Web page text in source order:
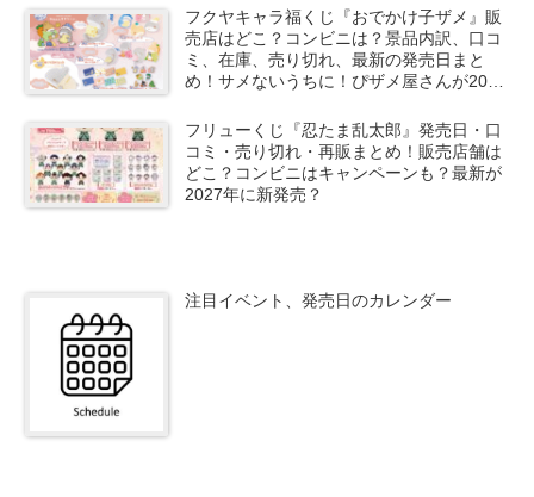
況！
フクヤキャラ福くじ『おでかけ子ザメ』販
売店はどこ？コンビニは？景品内訳、口コ
ミ、在庫、売り切れ、最新の発売日まと
め！サメないうちに！ぴザメ屋さんが2026
フリューくじ『忍たま乱太郎』発売日・口
コミ・売り切れ・再販まとめ！販売店舗は
どこ？コンビニはキャンペーンも？最新が
2027年に新発売？
注目イベント、発売日のカレンダー